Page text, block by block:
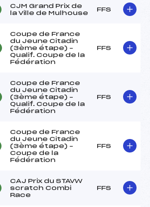
CJM Grand Prix de
la Ville de Mulhouse
FFS
Coupe de France
du Jeune Citadin
(3ème étape) –
Qualif. Coupe de la
Fédération
FFS
Coupe de France
du Jeune Citadin
(3ème étape) –
Qualif. Coupe de la
Fédération
FFS
Coupe de France
du Jeune Citadin
(3ème étape) –
Coupe de la
Fédération
FFS
CAJ Prix du STAVW
scratch Combi
Race
FFS